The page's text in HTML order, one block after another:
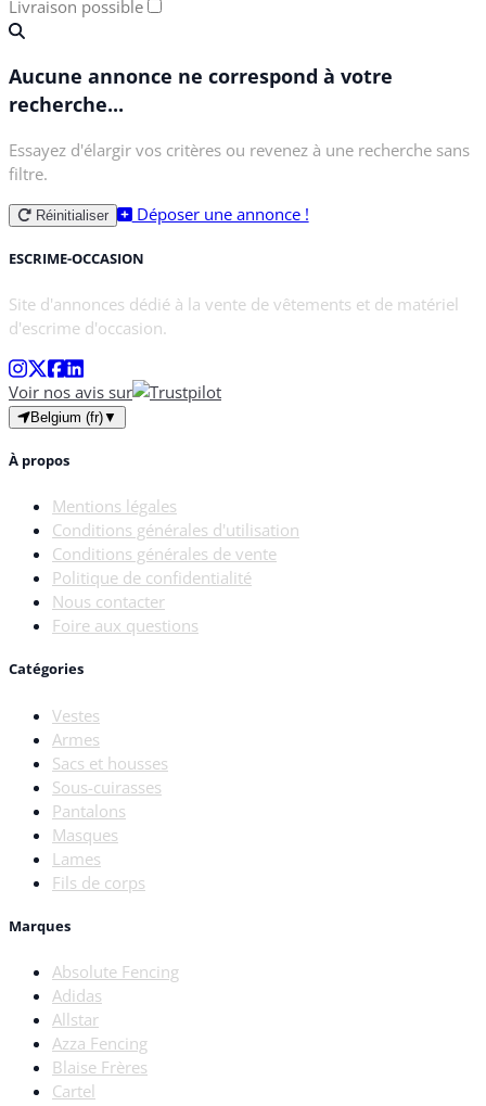
Livraison possible
Aucune annonce ne correspond à votre
recherche...
Essayez d'élargir vos critères ou revenez à une recherche sans
filtre.
Réinitialiser Déposer une annonce !
ESCRIME-OCCASION
Site d'annonces dédié à la vente de vêtements et de matériel
d'escrime d'occasion.
Voir nos avis sur
Belgium (fr)▼
À propos
Mentions légales
Conditions générales d'utilisation
Conditions générales de vente
Politique de confidentialité
Nous contacter
Foire aux questions
Catégories
Vestes
Armes
Sacs et housses
Sous-cuirasses
Pantalons
Masques
Lames
Fils de corps
Marques
Absolute Fencing
Adidas
Allstar
Azza Fencing
Blaise Frères
Cartel